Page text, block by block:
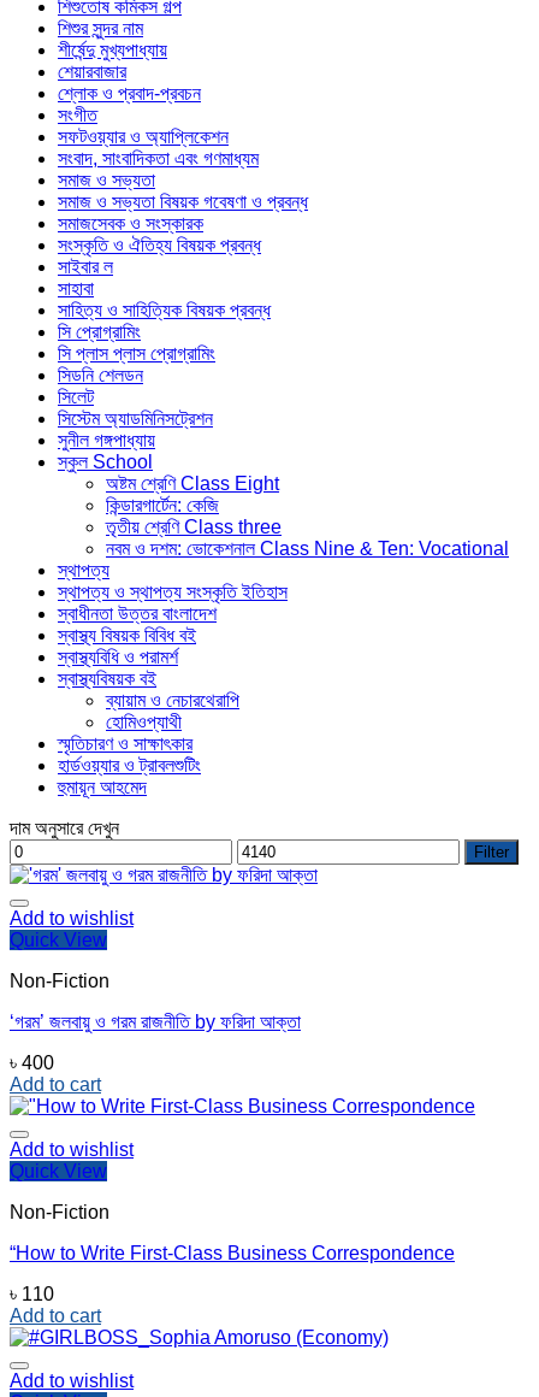
শিশুতোষ কমিকস গল্প
শিশুর সুন্দর নাম
শীর্ষেন্দু মুখ্যপাধ্যায়
শেয়ারবাজার
শ্লোক ও প্রবাদ-প্রবচন
সংগীত
সফটওয়্যার ও অ্যাপ্লিকেশন
সংবাদ, সাংবাদিকতা এবং গণমাধ্যম
সমাজ ও সভ্যতা
সমাজ ও সভ্যতা বিষয়ক গবেষণা ও প্রবন্ধ
সমাজসেবক ও সংস্কারক
সংস্কৃতি ও ঐতিহ্য বিষয়ক প্রবন্ধ
সাইবার ল
সাহাবা
সাহিত্য ও সাহিত্যিক বিষয়ক প্রবন্ধ
সি প্রোগ্রামিং
সি প্লাস প্লাস প্রোগ্রামিং
সিডনি শেলডন
সিলেট
সিস্টেম অ্যাডমিনিসট্রেশন
সুনীল গঙ্গপাধ্যায়
স্কুল School
অষ্টম শ্রেণি Class Eight
কিন্ডারগার্টেন: কেজি
তৃতীয় শ্রেণি Class three
নবম ও দশম: ভোকেশনাল Class Nine & Ten: Vocational
স্থাপত্য
স্থাপত্য ও স্থাপত্য সংস্কৃতি ইতিহাস
স্বাধীনতা উত্তর বাংলাদেশ
স্বাস্থ্য বিষয়ক বিবিধ বই
স্বাস্থ্যবিধি ও পরামর্শ
স্বাস্থ্যবিষয়ক বই
ব্যায়াম ও নেচারথেরাপি
হোমিওপ্যাথী
স্মৃতিচারণ ও সাক্ষাৎকার
হার্ডওয়্যার ও ট্রাবলশুটিং
হুমায়ূন আহমেদ
দাম অনুসারে দেখুন
Min
price
Max
price
Filter
Add to wishlist
Quick View
Non-Fiction
‘গরম’ জলবায়ু ও গরম রাজনীতি by ফরিদা আক্তা
৳ 400
Add to cart
Add to wishlist
Quick View
Non-Fiction
“How to Write First-Class Business Correspondence
৳ 110
Add to cart
Add to wishlist